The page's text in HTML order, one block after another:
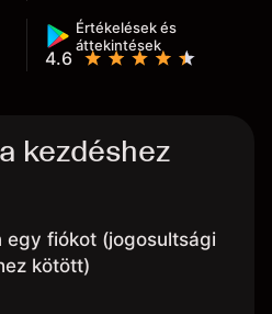
Értékelések és
áttekintések
4.6
kezdéshez
egy fiókot (jogosultsági
kötött)